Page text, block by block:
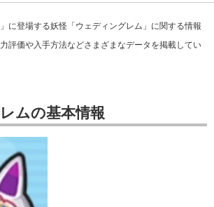
に登場する妖怪「ウェディングレム」に関する情報
評価や入手方法などさまざまなデータを掲載してい
ムの基本情報